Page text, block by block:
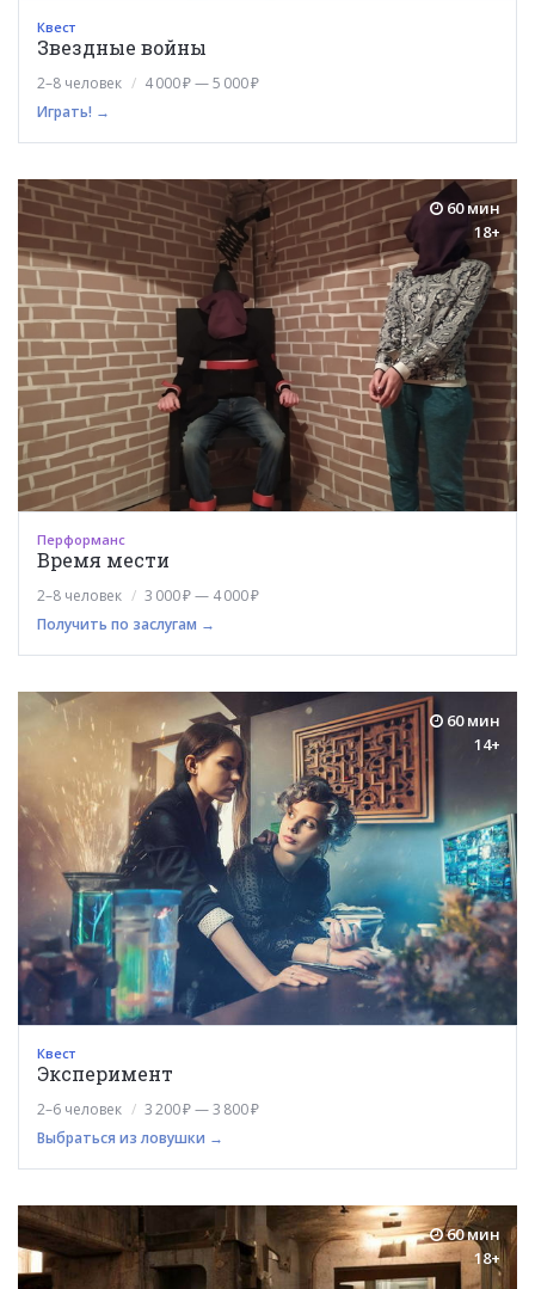
Квест
Звездные войны
2–8 человек
4 000 ₽ — 5 000 ₽
Играть! →
60 мин
18+
Перформанс
Время мести
2–8 человек
3 000 ₽ — 4 000 ₽
Получить по заслугам →
60 мин
14+
Квест
Эксперимент
2–6 человек
3 200 ₽ — 3 800 ₽
Выбраться из ловушки →
60 мин
18+